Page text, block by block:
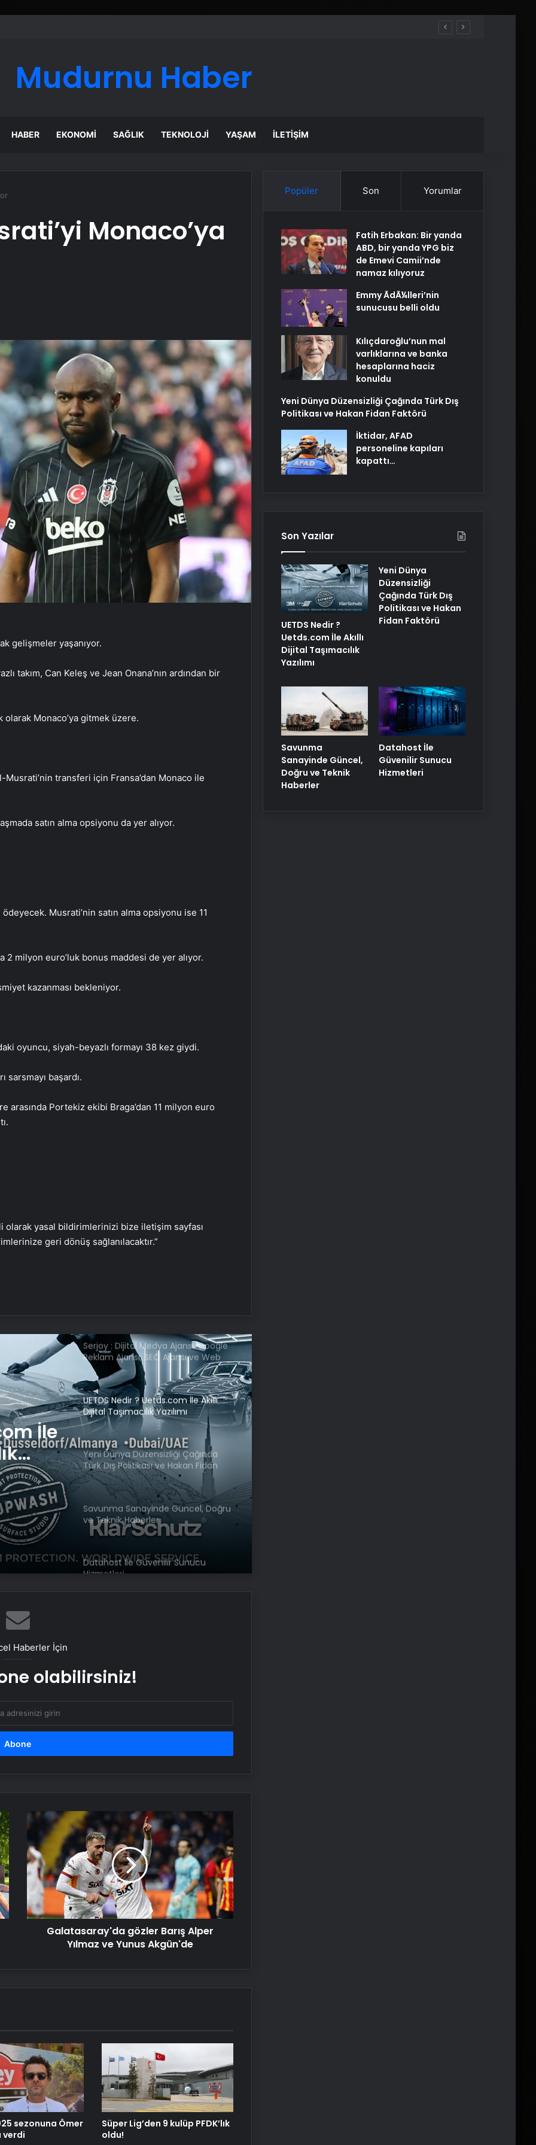
Taşımacılık Yazılımı
Mudurnu Haber
HABER EKONOMI SAĞLIK TEKNOLOJI YAŞAM İLETIŞIM
Monaco’ya
gelişmeler yaşanıyor.
takım, Can Keleş ve Jean Onana’nın ardından bir
olarak Monaco’ya gitmek üzere.
transferi için Fransa’dan Monaco ile
satın alma opsiyonu da yer alıyor.
Musrati’nin satın alma opsiyonu ise 11
2 milyon euro’luk bonus maddesi de yer alıyor.
kazanması bekleniyor.
oyuncu, siyah-beyazlı formayı 38 kez giydi.
sarsmayı başardı.
Portekiz ekibi Braga’dan 11 milyon euro
olarak yasal bildirimlerinizi bize iletişim sayfası
geri dönüş sağlanılacaktır.”
İle
Fernando Muslera: Büyük bir maç
bizi bekliyor
UETDS Nedir ? Uetds.com İle Akıllı
Dijital Taşımacılık Yazılımı
Yeni Dünya Düzensizliği Çağında
Türk Dış Politikası ve Hakan Fidan
Faktörü
Savunma Sanayinde Güncel, Doğru
ve Teknik Haberler
Datahost İle Güvenilir Sunucu
Hizmetleri
Google Maps Yorum Satın Al
yağları parçalıyor…
kapakla hayata tutundu
Serjoy : Dijital Medya Ajansı, Google
Reklam Ajansı, SEO Ajansı ve Web
Tasarım Ajansı
UETDS Nedir ? Uetds.com İle Akıllı
Dijital Taşımacılık Yazılımı
Yeni Dünya Düzensizliği Çağında
Türk Dış Politikası ve Hakan Fidan
Faktörü
Haberler İçin
olabilirsiniz!
Galatasaray'da
gözler
Barış
Alper
Yılmaz
ve
Yunus
Akgün'de
Galatasaray'da gözler Barış Alper
Yılmaz ve Yunus Akgün'de
sezonuna Ömer
verdi
Süper Lig’den 9 kulüp PFDK’lık
oldu!
Popüler Son Yorumlar
Fatih Erbakan: Bir yanda
ABD, bir yanda YPG biz
de Emevi Camii’nde
namaz kılıyoruz
Emmy ÃdÃ¼lleri’nin
sunucusu belli oldu
Kılıçdaroğlu’nun mal
varlıklarına ve banka
hesaplarına haciz
konuldu
Yeni Dünya Düzensizliği Çağında Türk Dış
Politikası ve Hakan Fidan Faktörü
İktidar, AFAD
personeline kapıları
kapattı…
Son Yazılar
UETDS Nedir ?
Uetds.com İle Akıllı
Dijital Taşımacılık
Yazılımı
Yeni Dünya
Düzensizliği
Çağında Türk Dış
Politikası ve Hakan
Fidan Faktörü
Savunma
Sanayinde Güncel,
Doğru ve Teknik
Haberler
Datahost İle
Güvenilir Sunucu
Hizmetleri